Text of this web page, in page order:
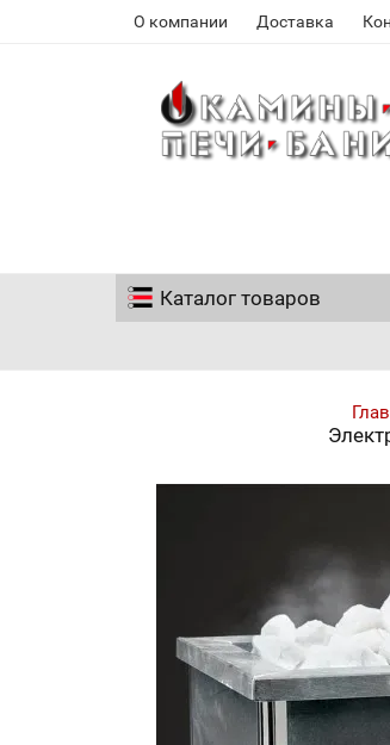
О компании Доставка
Каталог товаров